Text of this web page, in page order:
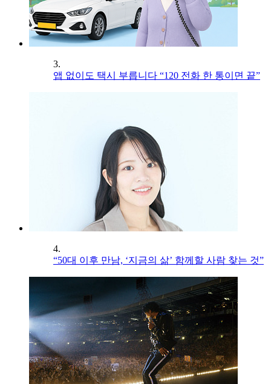
3.
앱 없이도 택시 부릅니다 “120 전화 한 통이면 끝”
4.
“50대 이후 만남, ‘지금의 삶’ 함께할 사람 찾는 것”